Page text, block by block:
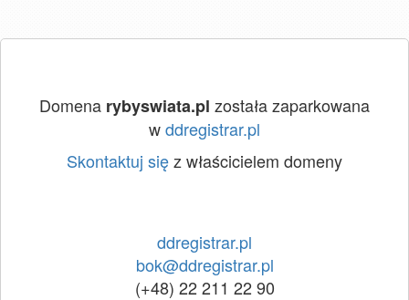
Domena rybyswiata.pl została zaparkowana
wddregistrar.pl
Skontaktuj sięz właścicielem domeny
ddregistrar.pl
bok@ddregistrar.pl
(+48) 22 211 22 90